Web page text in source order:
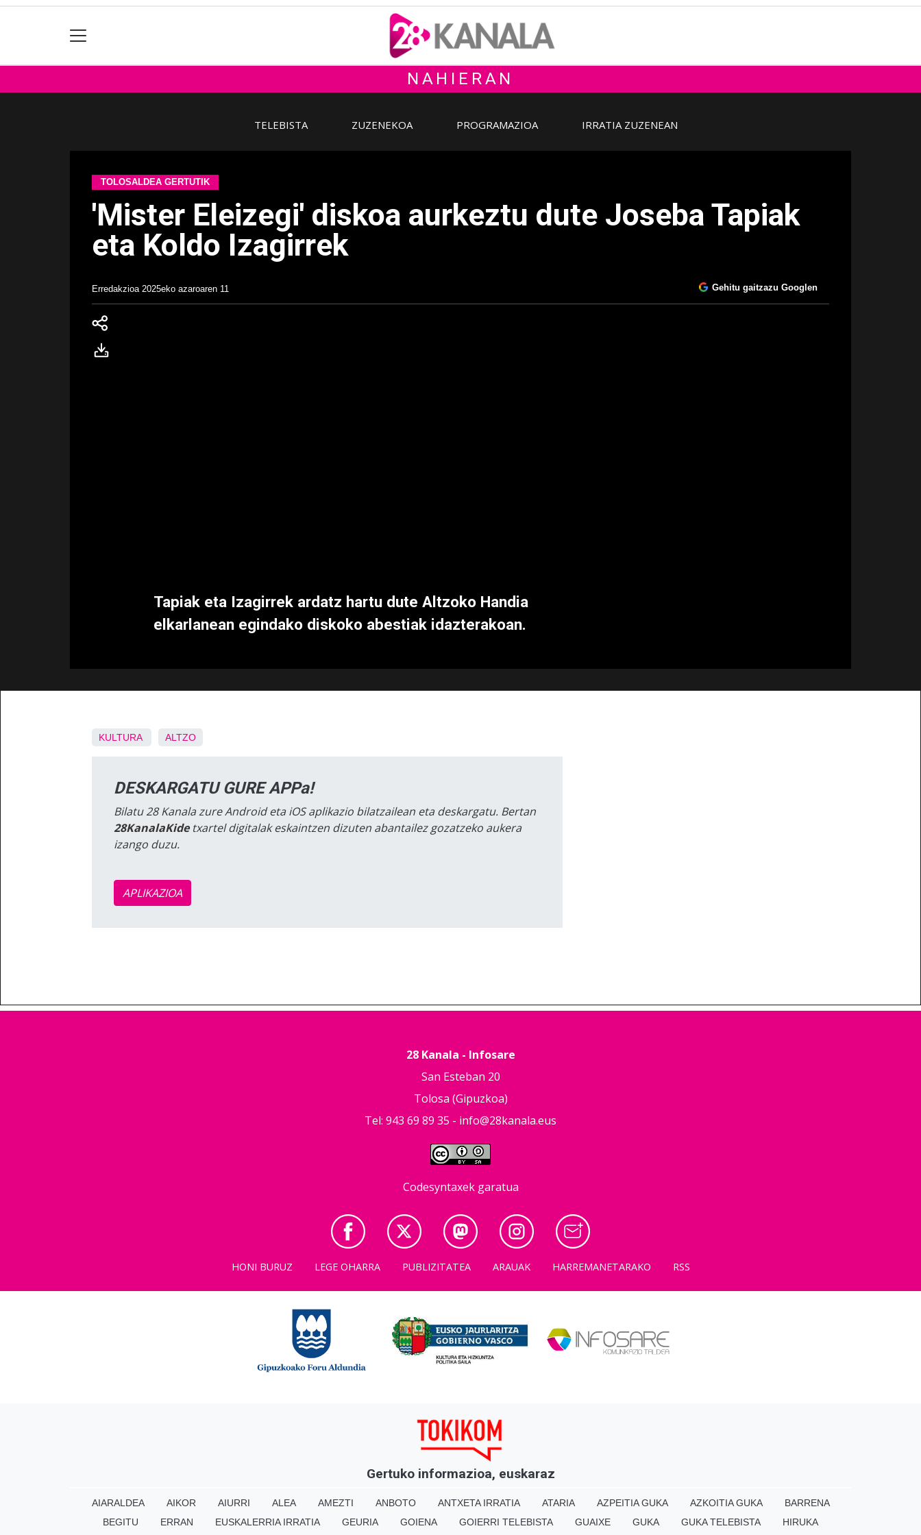
NAHIERAN
TELEBISTA ZUZENEKOA PROGRAMAZIOA IRRATIA ZUZENEAN
TOLOSALDEA GERTUTIK
'Mister Eleizegi' diskoa aurkeztu dute Joseba Tapiak
eta Koldo Izagirrek
Erredakzioa 2025eko azaroaren 11 Gehitu gaitzazu Googlen
Tapiak eta Izagirrek ardatz hartu dute Altzoko Handia
elkarlanean egindako diskoko abestiak idazterakoan.
KULTURA ALTZO
DESKARGATU GURE APPa!
Bilatu 28 Kanala zure Android eta iOS aplikazio bilatzailean eta deskargatu. Bertan
28KanalaKidetxartel digitalak eskaintzen dizuten abantailez gozatzeko aukera
izango duzu.
APLIKAZIOA
28 Kanala - Infosare
San Esteban 20
Tolosa (Gipuzkoa)
Tel: 943 69 89 35 - info@28kanala.eus
Codesyntaxek garatua
HONI BURUZ LEGE OHARRA PUBLIZITATEA ARAUAK HARREMANETARAKO RSS
Gertuko informazioa, euskaraz
AIARALDEA AIKOR AIURRI ALEA AMEZTI ANBOTO ANTXETA IRRATIA ATARIA AZPEITIA GUKA AZKOITIA GUKA
BARRENA
BEGITU
ERRAN EUSKALERRIA IRRATIA GEURIA GOIENA GOIERRI TELEBISTA GUAIXE GUKA GUKA TELEBISTA HIRUKA